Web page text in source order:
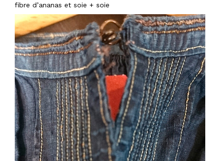
fibre d’ananas et soie + soie